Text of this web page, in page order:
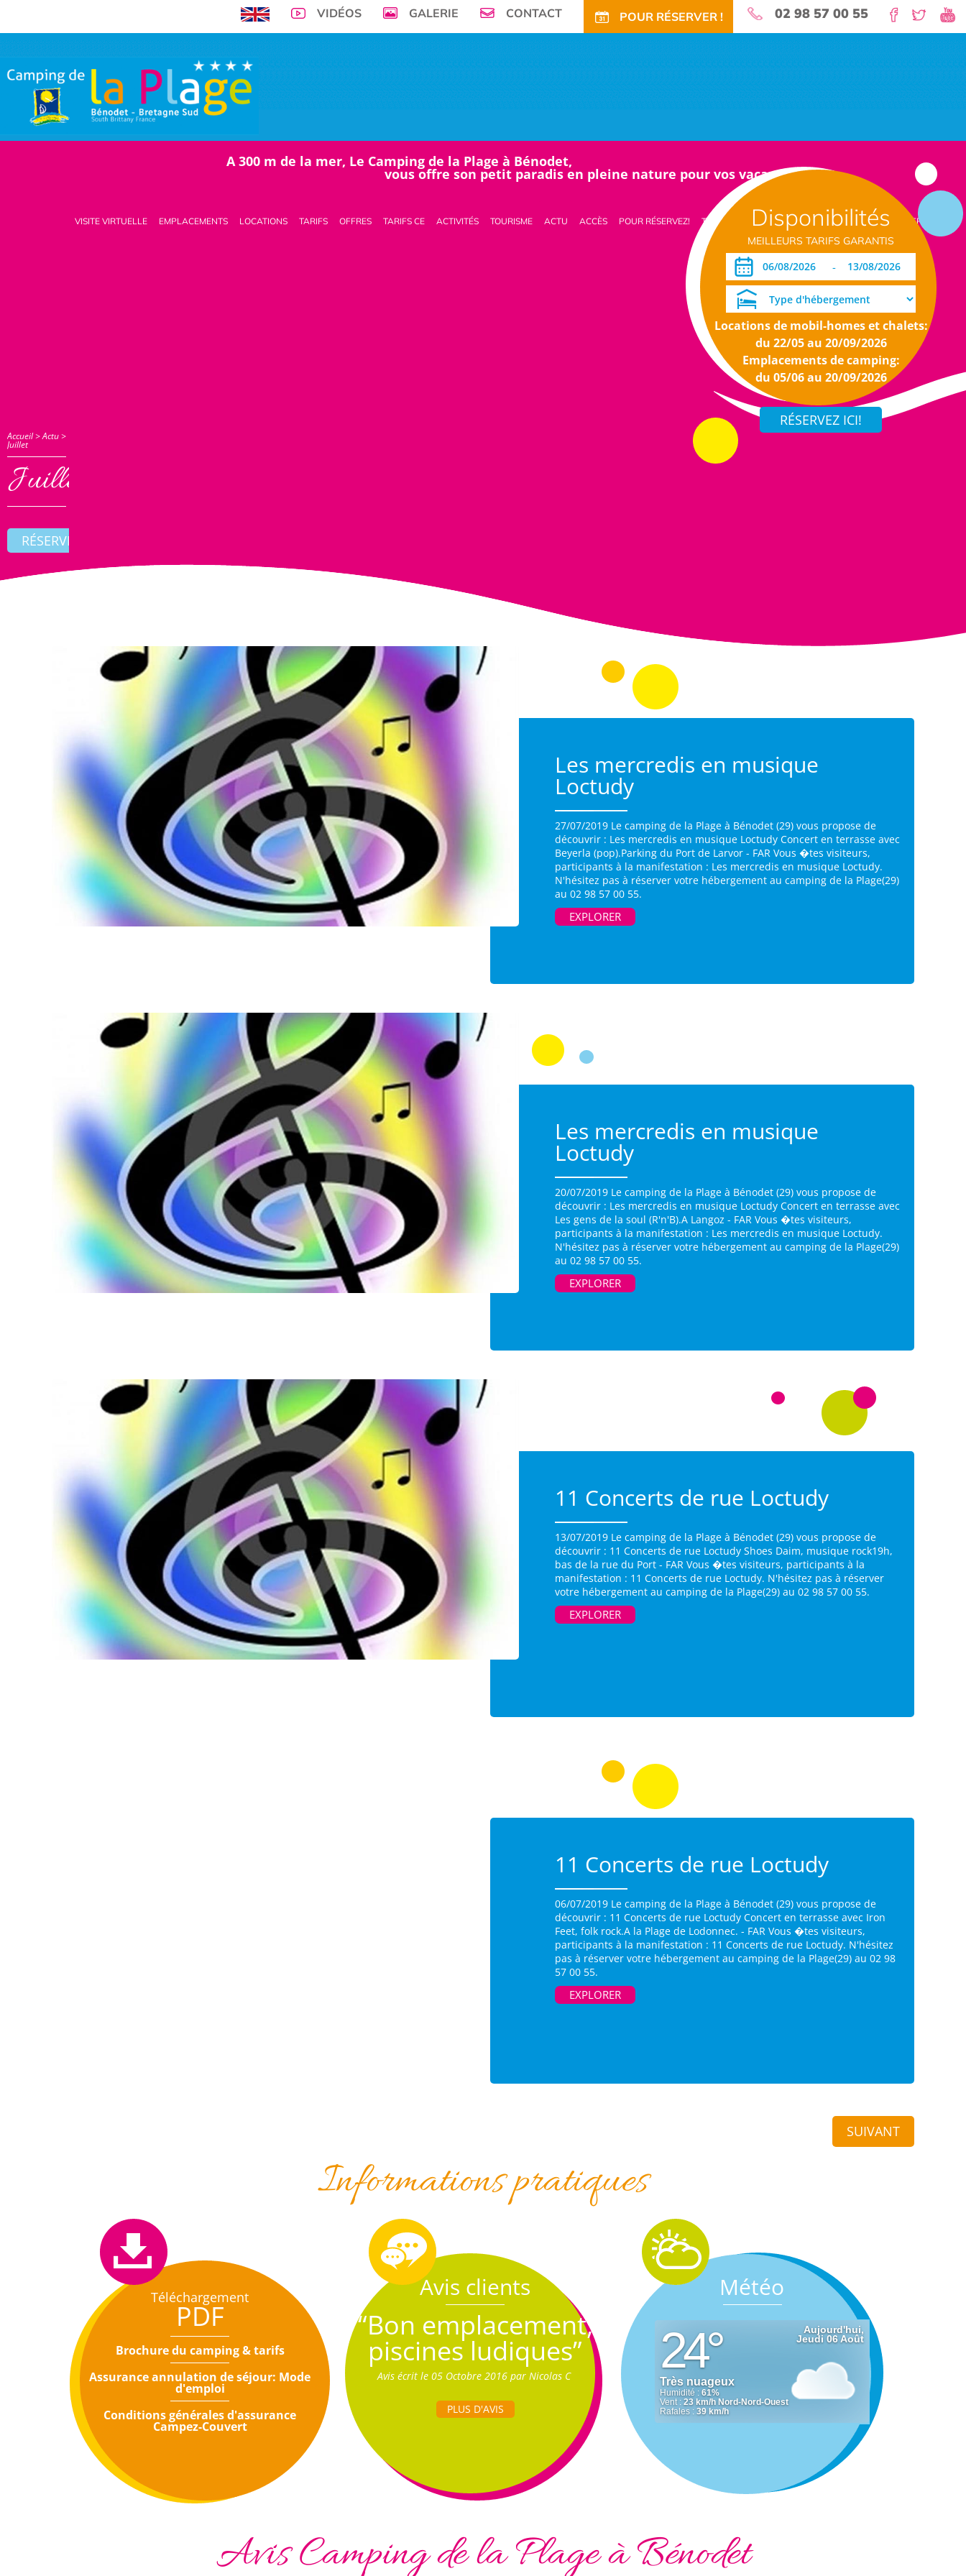
VIDÉOS GALERIE CONTACT POUR RÉSERVER ! 02 98 57 00 55
A 300 m de la mer, Le Camping de la Plage à Bénodet,
vous offre son petit paradis en pleine nature pour vos vacances!
VISITE VIRTUELLE EMPLACEMENTS LOCATIONS TARIFS OFFRES TARIFS CE ACTIVITÉS TOURISME ACTU ACCÈS POUR RÉSERVEZ! TÉLÉCHARGEMENT PDF DATES OUVERTURE RÉSERVATION
Disponibilités
MEILLEURS TARIFS GARANTIS
-
Locations de mobil-homes et chalets:
du 22/05 au 20/09/2026
Emplacements de camping:
du 05/06 au 20/09/2026
Accueil>Actu>
Juillet
Juillet
RÉSERVER
Les mercredis en musique
Loctudy
27/07/2019 Le camping de la Plage à Bénodet (29) vous propose de
découvrir : Les mercredis en musique Loctudy Concert en terrasse avec
Beyerla (pop).Parking du Port de Larvor - FAR Vous �tes visiteurs,
participants à la manifestation : Les mercredis en musique Loctudy.
N'hésitez pas à réserver votre hébergement au camping de la Plage(29)
au 02 98 57 00 55.
EXPLORER
Les mercredis en musique
Loctudy
20/07/2019 Le camping de la Plage à Bénodet (29) vous propose de
découvrir : Les mercredis en musique Loctudy Concert en terrasse avec
Les gens de la soul (R'n'B).A Langoz - FAR Vous �tes visiteurs,
participants à la manifestation : Les mercredis en musique Loctudy.
N'hésitez pas à réserver votre hébergement au camping de la Plage(29)
au 02 98 57 00 55.
EXPLORER
11 Concerts de rue Loctudy
13/07/2019 Le camping de la Plage à Bénodet (29) vous propose de
découvrir : 11 Concerts de rue Loctudy Shoes Daim, musique rock19h,
bas de la rue du Port - FAR Vous �tes visiteurs, participants à la
manifestation : 11 Concerts de rue Loctudy. N'hésitez pas à réserver
votre hébergement au camping de la Plage(29) au 02 98 57 00 55.
EXPLORER
11 Concerts de rue Loctudy
06/07/2019 Le camping de la Plage à Bénodet (29) vous propose de
découvrir : 11 Concerts de rue Loctudy Concert en terrasse avec Iron
Feet, folk rock.A la Plage de Lodonnec. - FAR Vous �tes visiteurs,
participants à la manifestation : 11 Concerts de rue Loctudy. N'hésitez
pas à réserver votre hébergement au camping de la Plage(29) au 02 98
57 00 55.
EXPLORER
SUIVANT
Informations pratiques
Téléchargement
PDF
Brochure du camping & tarifs
Assurance annulation de séjour: Mode
d'emploi
Conditions générales d'assurance
Campez-Couvert
Avis clients
“Bon emplacement,
piscines ludiques”
Avis écrit le 05 Octobre 2016 par Nicolas C
PLUS D'AVIS
Météo
Avis Camping de la Plage à Bénodet